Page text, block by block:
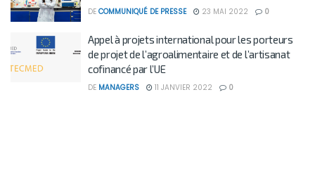
DE COMMUNIQUÉ DE PRESSE 23 MAI 2022 0
Appel à projets international pour les porteurs
de projet de l’agroalimentaire et de l’artisanat
cofinancé par l’UE
DE MANAGERS 11 JANVIER 2022 0